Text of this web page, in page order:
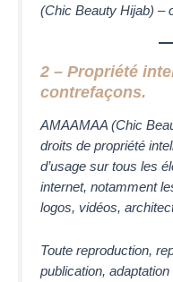
(Chic Beauty Hijab) –
2 – Propriété
contrefaçons.
AMAAMAA (Chic
droits de propriété
d’usage sur tous les
internet, notamment
logos, vidéos,
Toute reproduction,
publication,